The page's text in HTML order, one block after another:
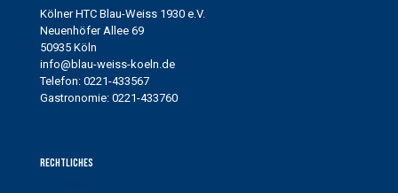
Kölner HTC Blau-Weiss 1930 e.V.
Neuenhöfer Allee 69
50935 Köln
info@blau-weiss-koeln.de
Telefon: 0221-433567
Gastronomie: 0221-433760
Rechtliches